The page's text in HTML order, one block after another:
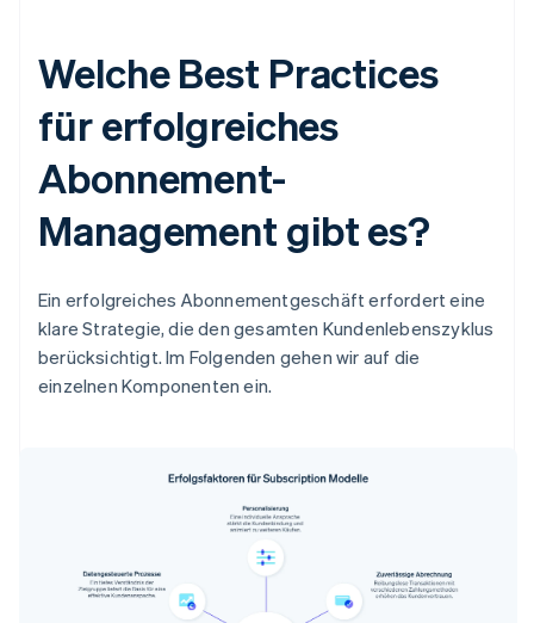
Welche Best Practices
für erfolgreiches
Abonnement-
Management gibt es?
Ein erfolgreiches Abonnementgeschäft erfordert eine
klare Strategie, die den gesamten Kundenlebenszyklus
berücksichtigt. Im Folgenden gehen wir auf die
einzelnen Komponenten ein.